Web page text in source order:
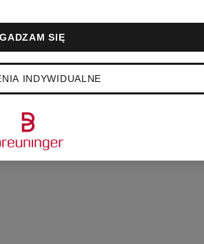
INDYWIDUALNE
SIĘ